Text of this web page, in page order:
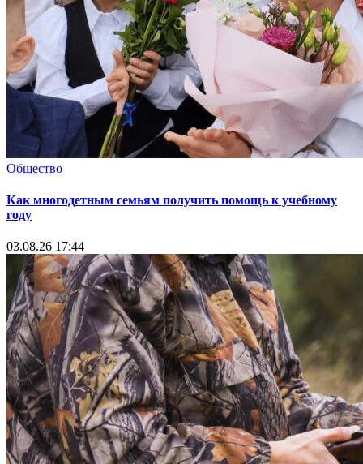
Общество
Как многодетным семьям получить помощь к учебному
году
03.08.26 17:44